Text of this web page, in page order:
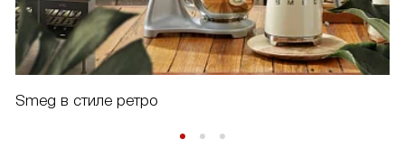
Smeg в стиле ретро